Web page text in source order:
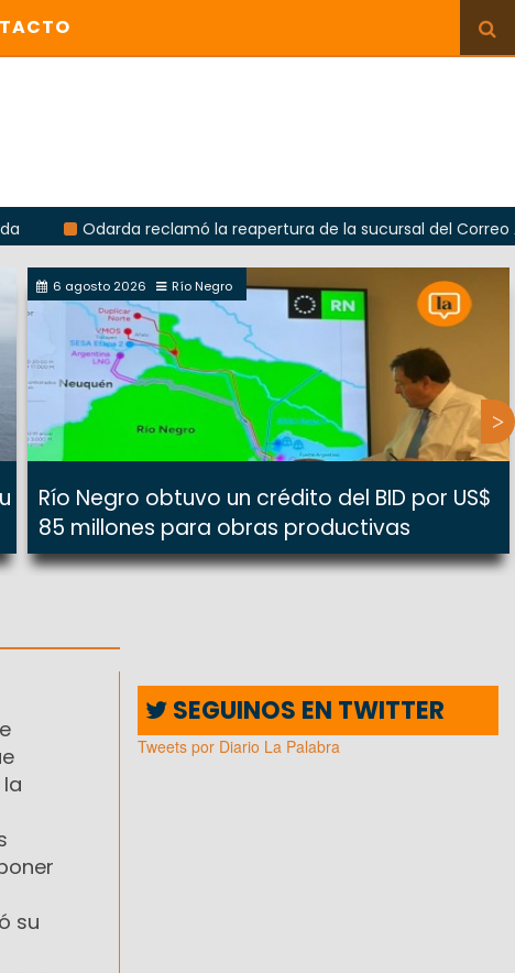
Odarda reclamó la reapertura de la sucursal del Correo Argentino
6 agosto 2026 Río Negro
Río Negro obtuvo un crédito del BID por US$
85 millones para obras productivas
su
SEGUINOS EN TWITTER
Tweets por Diario La Palabra